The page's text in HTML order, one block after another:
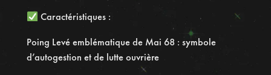
p
h
i
Caractéristiques :
Poing Levé emblématique de Mai 68 : symbole
d’autogestion et de lutte ouvrière